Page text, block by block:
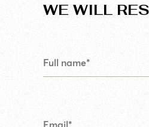
WE WILL